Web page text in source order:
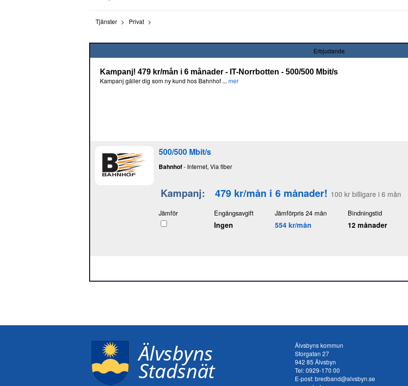
Tjänster Privat
Erbjudande
Kampanj! 479 kr/mån i 6 månader - IT-Norrbotten - 500/500 Mbit/s
Kampanj gäller dig som ny kund hos Bahnhof ... mer
500/500 Mbit/s
Bahnhof- Internet, Via fiber
Kampanj: 479 kr/mån i 6 månader! 100 kr billigare i 6 mån
Jämför Engångsavgift
Ingen
Jämförpris 24 mån
554 kr/mån
Bindningstid
12 månader
Älvsbyns kommun
Storgatan 27
942 85 Älvsbyn
Tel:0929-170 00
E-post:bredband@alvsbyn.se